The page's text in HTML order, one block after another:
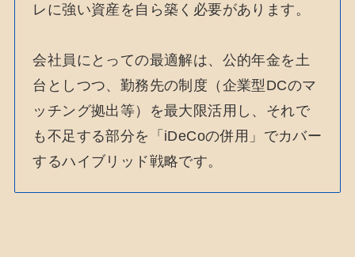
レに強い資産を自ら築く必要があります。
会社員にとっての最適解は、公的年金を土
台としつつ、勤務先の制度（企業型DCのマ
ッチング拠出等）を最大限活用し、それで
も不足する部分を「iDeCoの併用」でカバー
するハイブリッド戦略です。